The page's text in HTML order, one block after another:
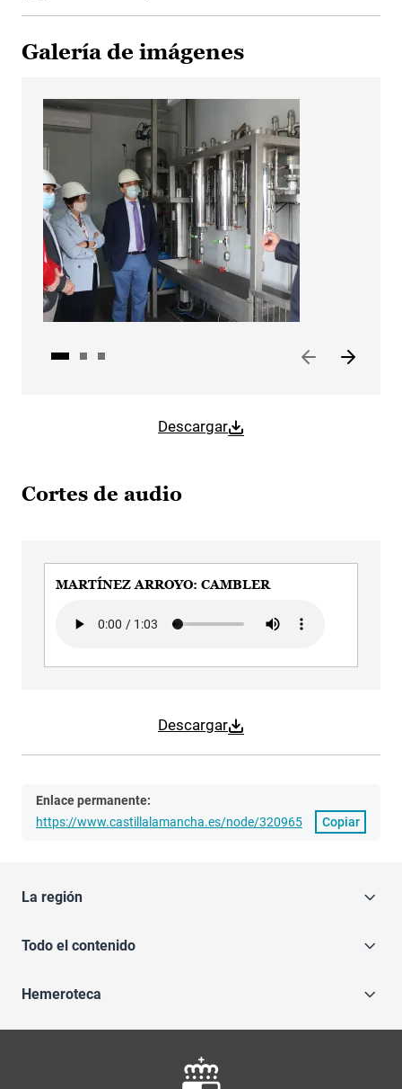
Galería de imágenes
Descargar
Cortes de audio
Descargar
MARTÍNEZ ARROYO: CAMBLER
Enlace permanente:
https://www.castillalamancha.es/node/320965
Copiar
La región
Todo el contenido
Hemeroteca